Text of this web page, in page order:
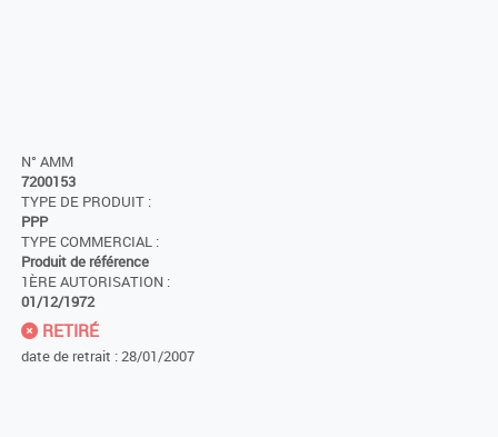
N° AMM
7200153
TYPE DE PRODUIT :
PPP
TYPE COMMERCIAL :
Produit de référence
1ÈRE AUTORISATION :
01/12/1972
RETIRÉ
date de retrait : 28/01/2007